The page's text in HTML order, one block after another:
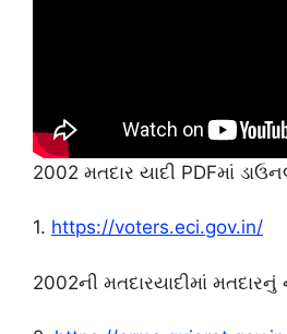
2002 મતદાર યાદી PDFમાં
1. https://voters.eci.gov.in/
2002ની મતદારયાદીમાં મતદારનું